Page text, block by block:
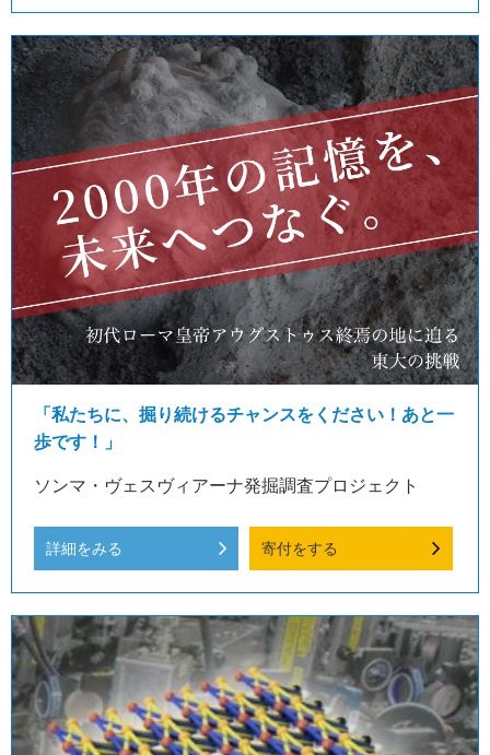
「私たちに、掘り続けるチャンスをください！あと一
歩です！」
ソンマ・ヴェスヴィアーナ発掘調査プロジェクト
詳細をみる 寄付をする